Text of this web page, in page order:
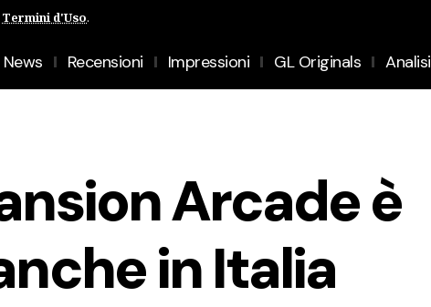
Termini d'Uso.
News Recensioni Impressioni GL Originals Analisi
Arcade è
in Italia